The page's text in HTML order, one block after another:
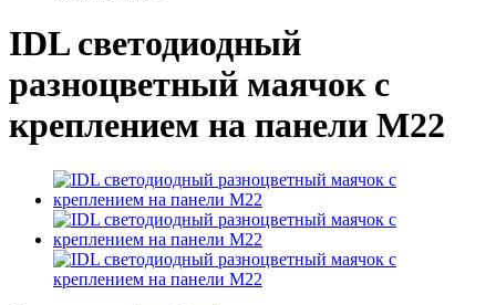
IDL светодиодный
разноцветный маячок с
креплением на панели M22